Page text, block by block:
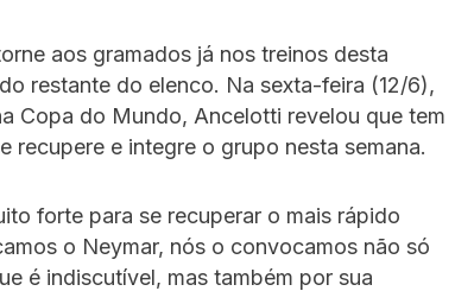
aos gramados já nos treinos desta
restante do elenco. Na sexta-feira (12/6),
Copa do Mundo, Ancelotti revelou que tem
recupere e integre o grupo nesta semana.
forte para se recuperar o mais rápido
o Neymar, nós o convocamos não só
é indiscutível, mas também por sua